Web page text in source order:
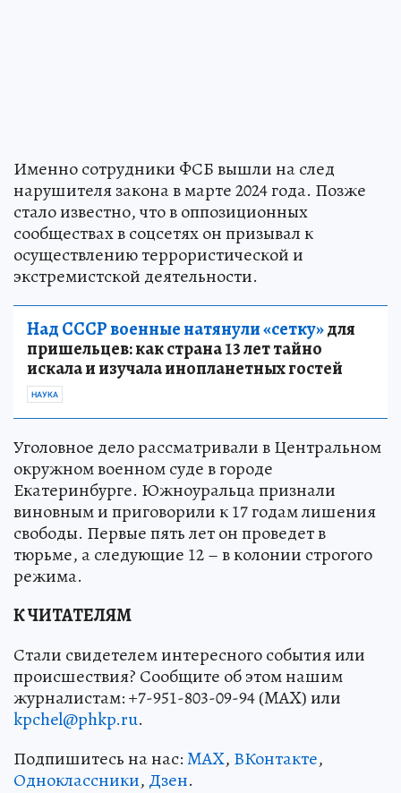
Именно сотрудники ФСБ вышли на след
нарушителя закона в марте 2024 года. Позже
стало известно, что в оппозиционных
сообществах в соцсетях он призывал к
осуществлению террористической и
экстремистской деятельности.
Над СССР военные натянули «сетку»для
пришельцев: как страна 13 лет тайно
искала и изучала инопланетных гостей
НАУКА
Уголовное дело рассматривали в Центральном
окружном военном суде в городе
Екатеринбурге. Южноуральца признали
виновным и приговорили к 17 годам лишения
свободы. Первые пять лет он проведет в
тюрьме, а следующие 12 – в колонии строгого
режима.
К ЧИТАТЕЛЯМ
Стали свидетелем интересного события или
происшествия? Сообщите об этом нашим
журналистам: +7-951-803-09-94 (MAX) или
kpchel@phkp.ru.
Подпишитесь на нас:MAX, ВКонтакте,
Одноклассники, Дзен.